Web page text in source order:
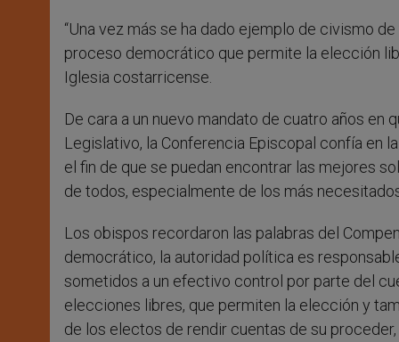
“Una vez más se ha dado ejemplo de civismo
proceso democrático que permite la elección
Iglesia costarricense.
De cara a un nuevo mandato de cuatro años
Legislativo, la Conferencia Episcopal confía en
el fin de que se puedan encontrar las mejores
de todos, especialmente de los más
Los obispos recordaron las palabras del
democrático, la autoridad política es
sometidos a un efectivo control por parte del
elecciones libres, que permiten la elección y
de los electos de rendir cuentas de su